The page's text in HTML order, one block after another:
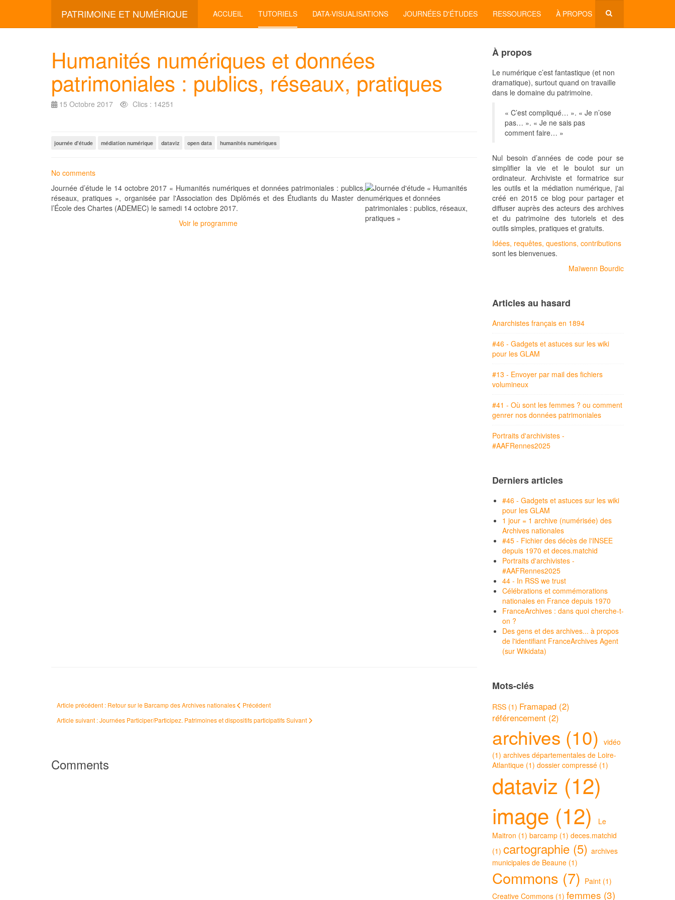
PATRIMOINE ET NUMÉRIQUE ACCUEIL TUTORIELS DATA-VISUALISATIONS JOURNÉES D'ÉTUDES RESSOURCES À PROPOS
Humanités numériques et données
patrimoniales : publics, réseaux, pratiques
15 Octobre 2017 Clics : 14251
journée d'étude médiation numérique dataviz open data humanités numériques
No comments
Journée d’étude le 14 octobre 2017 « Humanités numériques et données patrimoniales : publics,
réseaux, pratiques », organisée par l'Association des Diplômés et des Étudiants du Master de
l’École des Chartes (ADEMEC) le samedi 14 octobre 2017.
Voir le programme
Article précédent : Retour sur le Barcamp des Archives nationales
Précédent
Article suivant : Journées Participer/Participez. Patrimoines et dispositifs participatifsSuivant
Comments
À propos
Le numérique c’est fantastique (et non
dramatique), surtout quand on travaille
dans le domaine du patrimoine.
« C’est compliqué… ». « Je n’ose
pas… ». « Je ne sais pas
comment faire… »
Nul besoin d’années de code pour se
simplifier la vie et le boulot sur un
ordinateur. Archiviste et formatrice sur
les outils et la médiation numérique, j'ai
créé en 2015 ce blog pour partager et
diffuser auprès des acteurs des archives
et du patrimoine des tutoriels et des
outils simples, pratiques et gratuits.
Idées, requêtes, questions, contributions
sont les bienvenues.
Maïwenn Bourdic
Articles au hasard
Anarchistes français en 1894
#46 - Gadgets et astuces sur les wiki
pour les GLAM
#13 - Envoyer par mail des fichiers
volumineux
#41 - Où sont les femmes ? ou comment
genrer nos données patrimoniales
Portraits d'archivistes -
#AAFRennes2025
Derniers articles
#46 - Gadgets et astuces sur les wiki
pour les GLAM
1 jour = 1 archive (numérisée) des
Archives nationales
#45 - Fichier des décès de l'INSEE
depuis 1970 et deces.matchid
Portraits d'archivistes -
#AAFRennes2025
44 - In RSS we trust
Célébrations et commémorations
nationales en France depuis 1970
FranceArchives : dans quoi cherche-t-
on ?
Des gens et des archives... à propos
de l'identifiant FranceArchives Agent
(sur Wikidata)
Mots-clés
RSS (1) Framapad (2)
référencement (2)
archives (10) vidéo
(1) archives départementales de Loire-
Atlantique (1) dossier compressé (1)
dataviz (12)
image (12)
Le
Maitron (1) barcamp (1) deces.matchid
(1) cartographie (5) archives
municipales de Beaune (1)
Commons (7) Paint (1)
Creative Commons (1) femmes (3)